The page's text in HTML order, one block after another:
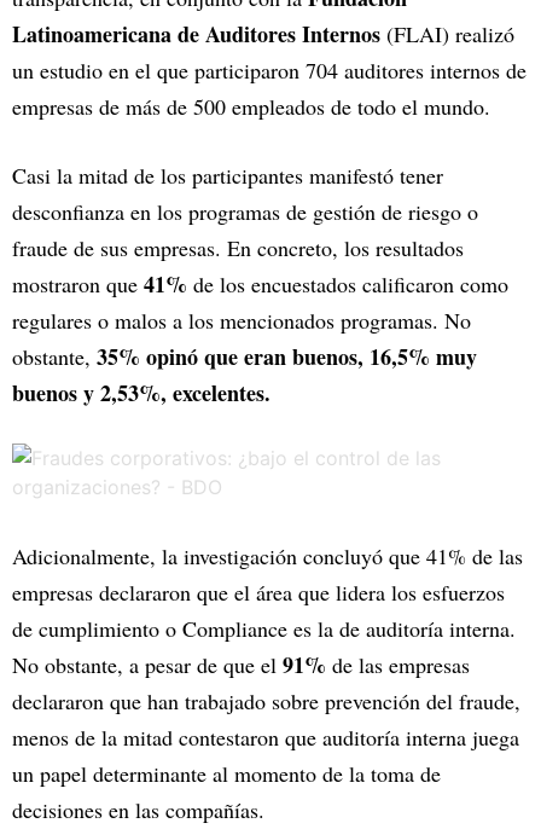
Latinoamericana de Auditores Internos (FLAI) realizó
un estudio en el que participaron 704 auditores internos de
empresas de más de 500 empleados de todo el mundo.
Casi la mitad de los participantes manifestó tener
desconfianza en los programas de gestión de riesgo o
fraude de sus empresas. En concreto, los resultados
mostraron que 41% de los encuestados calificaron como
regulares o malos a los mencionados programas. No
obstante, 35% opinó que eran buenos, 16,5% muy
buenos y 2,53%, excelentes.
Adicionalmente, la investigación concluyó que 41% de las
empresas declararon que el área que lidera los esfuerzos
de cumplimiento o Compliance es la de auditoría interna.
No obstante, a pesar de que el 91% de las empresas
declararon que han trabajado sobre prevención del fraude,
menos de la mitad contestaron que auditoría interna juega
un papel determinante al momento de la toma de
decisiones en las compañías.